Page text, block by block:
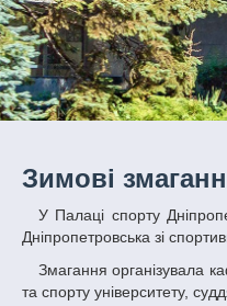
Зимові
У Палаці спорту Дніпропетровського національного університету ім. О. Гончара пройшов Восьмий відкритий чемпіонат серед студентів
Дніпропетровська зі
Змагання організувала кафедра фізичного виховання та спорту ДНУ. Головним суддею загань був викладач кафедри фізичного виховання
та спорту університету,